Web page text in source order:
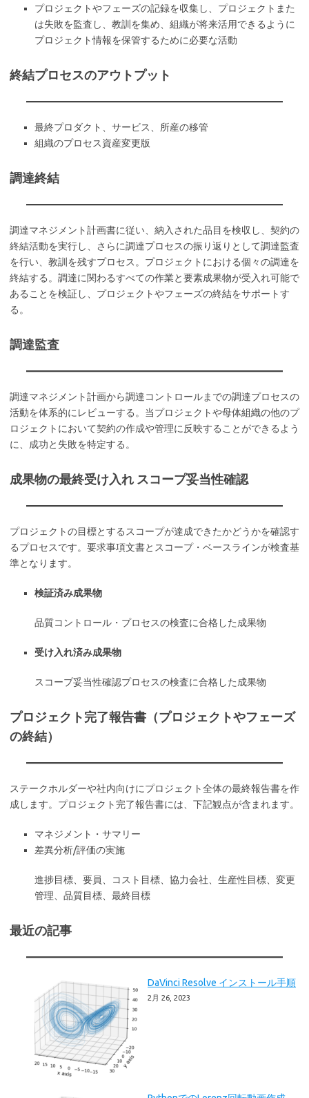
プロジェクトやフェーズの記録を収集し、プロジェクトまた
は失敗を監査し、教訓を集め、組織が将来活用できるように
プロジェクト情報を保管するために必要な活動
終結プロセスのアウトプット
最終プロダクト、サービス、所産の移管
組織のプロセス資産変更版
調達終結
調達マネジメント計画書に従い、納入された品目を検収し、契約の
終結活動を実行し、さらに調達プロセスの振り返りとして調達監査
を行い、教訓を残すプロセス。プロジェクトにおける個々の調達を
終結する。調達に関わるすべての作業と要素成果物が受入れ可能で
あることを検証し、プロジェクトやフェーズの終結をサポートす
る。
調達監査
調達マネジメント計画から調達コントロールまでの調達プロセスの
活動を体系的にレビューする。当プロジェクトや母体組織の他のプ
ロジェクトにおいて契約の作成や管理に反映することができるよう
に、成功と失敗を特定する。
成果物の最終受け入れ スコープ妥当性確認
プロジェクトの目標とするスコープが達成できたかどうかを確認す
るプロセスです。要求事項文書とスコープ・ベースラインが検査基
準となります。
検証済み成果物
品質コントロール・プロセスの検査に合格した成果物
受け入れ済み成果物
スコープ妥当性確認プロセスの検査に合格した成果物
プロジェクト完了報告書（プロジェクトやフェーズ
の終結）
ステークホルダーや社内向けにプロジェクト全体の最終報告書を作
成します。プロジェクト完了報告書には、下記観点が含まれます。
マネジメント・サマリー
差異分析/評価の実施
進捗目標、要員、コスト目標、協力会社、生産性目標、変更
管理、品質目標、最終目標
最近の記事
DaVinci Resolve インストール手順
2月 26, 2023